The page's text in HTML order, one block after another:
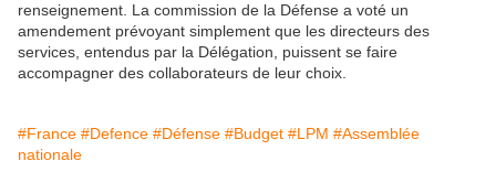
renseignement. La commission de la Défense a voté un
amendement prévoyant simplement que les directeurs des
services, entendus par la Délégation, puissent se faire
accompagner des collaborateurs de leur choix.
#France #Defence #Défense #Budget #LPM #Assemblée
nationale